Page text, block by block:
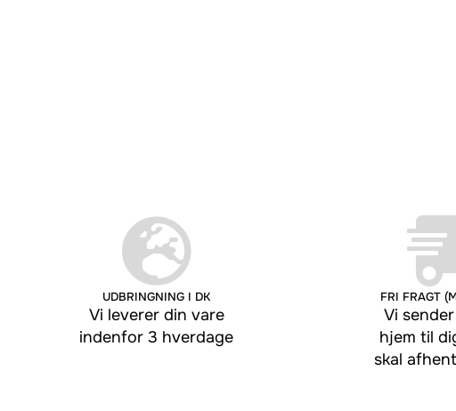
UDBRINGNING I DK
Vi leverer din vare
indenfor 3 hverdage
FRI FRAGT
Vi
hjem til
skal